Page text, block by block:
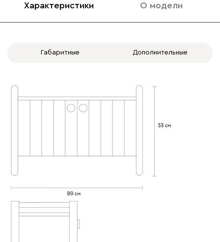
Характеристики О модели
Габаритные Дополнительные